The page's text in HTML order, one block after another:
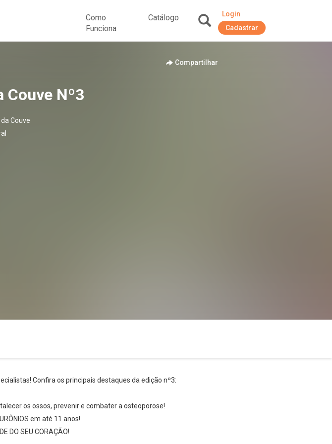
Como
Funciona
Catálogo
Login
Cadastrar
Compartilhar
Couve Nº3
Couve
Confira os principais destaques da edição nº3:
os ossos, prevenir e combater a osteoporose!
em até 11 anos!
DO SEU CORAÇÃO!